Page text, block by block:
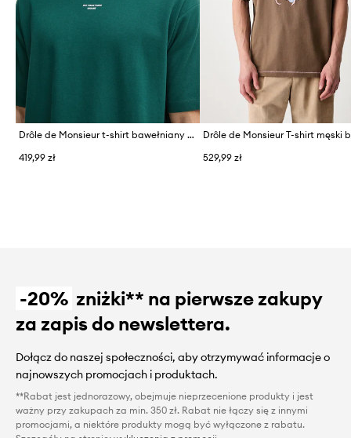
Drôle de Monsieur t-shirt bawełniany Le T-Shirt Slogan Classique
419,99 zł
529,99 zł
-20% zniżki** na pierwsze zakupy
za zapis do newslettera.
Dołącz do naszej społeczności, aby otrzymywać informacje o
najnowszych promocjach i produktach.
**Rabat jest jednorazowy, obejmuje nieprzecenione produkty i jest
ważny przy zakupach za min. 350 zł. Rabat nie łączy się z innymi
promocjami, a niektóre produkty mogą być wyłączone z rabatu.